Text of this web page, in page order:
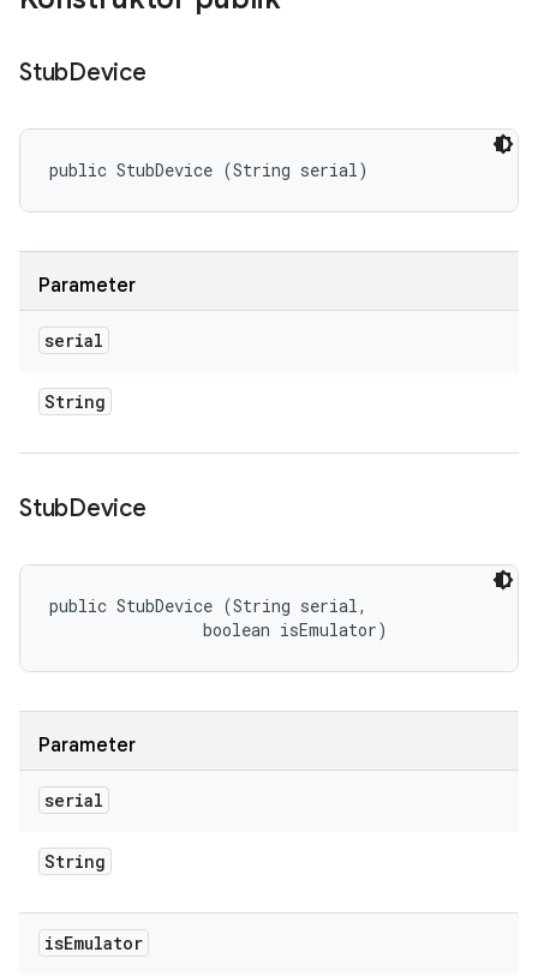
StubDevice
public StubDevice (String serial)
Parameter
serial
String
StubDevice
public StubDevice (String serial,
                boolean isEmulator)
Parameter
serial
String
isEmulator